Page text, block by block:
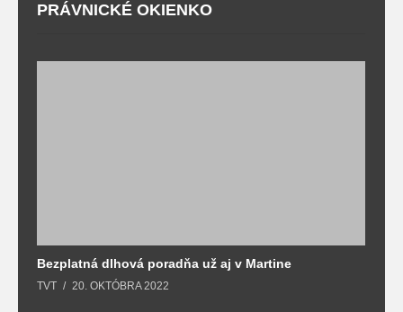
PRÁVNICKÉ OKIENKO
Bezplatná dlhová poradňa už aj v Martine
TVT 20. OKTÓBRA 2022